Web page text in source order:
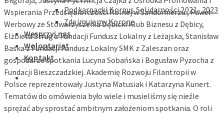
Podkarpacki Korpus Solidarności 2021- 2023
Zdejmujemy Koronę
Wesprzyj nas
Wolontariat
Kontakt
Wspierania Przedsiębiorczości Rolnej w Sandomierzu., Paweł
Werbowy ze Stowarzyszenia Dębicki Klub Biznesu z Dębicy,
Elżbieta Strug z Fundacji Fundusz Lokalny z Leżajska, Stanisław
Baska z Fundacji Fundusz Lokalny SMK z Zaleszan oraz
gospodarze spotkania Lucyna Sobańska i Bogusław Pyzocha z
Fundacji Bieszczadzkiej. Akademię Rozwoju Filantropii w
Polsce reprezentowały Justyna Matusiak i Katarzyna Kunert.
Tematów do omówienia było wiele i musieliśmy się nieźle
sprężać aby sprostać ambitnym założeniom spotkania. O roli